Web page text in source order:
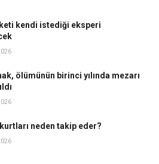
kendi istediği eksperi
ölümünün birinci yılında mezarı
neden takip eder?